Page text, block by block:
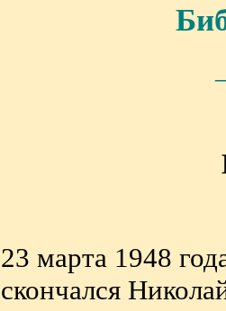
23 марта 1948
скончался